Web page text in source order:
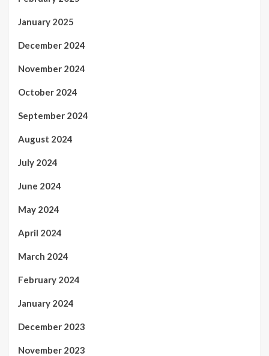
January 2025
December 2024
November 2024
October 2024
September 2024
August 2024
July 2024
June 2024
May 2024
April 2024
March 2024
February 2024
January 2024
December 2023
November 2023